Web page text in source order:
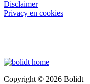
Disclaimer
Privacy en cookies
Copyright © 2026 Bolidt